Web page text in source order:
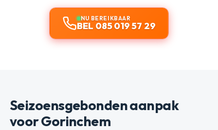
NU BEREIKBAAR
BEL 085 019 57 29
Seizoensgebonden aanpak
voor Gorinchem